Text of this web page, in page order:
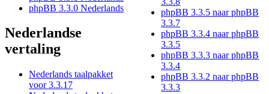
phpBB 3.3.0 Nederlands
Nederlandse
vertaling
Nederlands taalpakket
voor 3.3.17
phpBB 3.3.5 naar phpBB
3.3.7
phpBB 3.3.4 naar phpBB
3.3.5
phpBB 3.3.3 naar phpBB
3.3.4
phpBB 3.3.2 naar phpBB
3.3.3